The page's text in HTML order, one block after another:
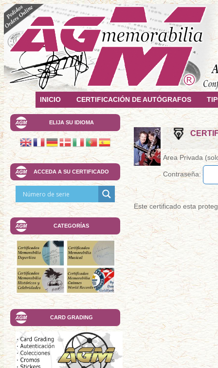
INICIO CERTIFICACIÓN DE AUTÓGRAFOS
ELIJA SU IDIOMA
ACCEDA A SU CERTIFICADO
CATEGORÍAS
CARD GRADING
Area Privada
Contraseña:
Este certificado esta